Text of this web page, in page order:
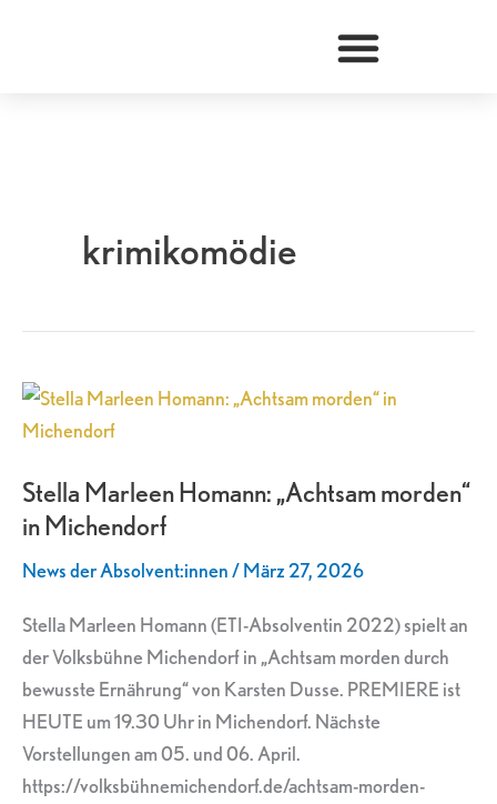
krimikomödie
Stella Marleen Homann: „Achtsam morden“
in Michendorf
News der Absolvent:innen/März 27, 2026
Stella Marleen Homann (ETI-Absolventin 2022) spielt an
der Volksbühne Michendorf in „Achtsam morden durch
bewusste Ernährung“ von Karsten Dusse. PREMIERE ist
HEUTE um 19.30 Uhr in Michendorf. Nächste
Vorstellungen am 05. und 06. April.
https://volksbühnemichendorf.de/achtsam-morden-
Stella
Marleen
„Achtsam
morden“
in